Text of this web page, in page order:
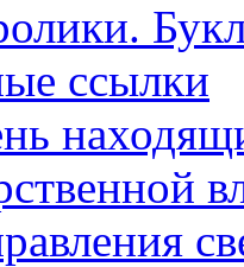
ссылки